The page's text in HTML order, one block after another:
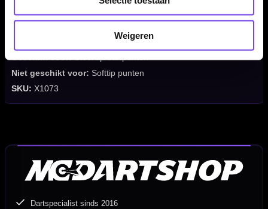
Weigeren
Beschermen en licht opruwen van dartpunten
Niet geschikt voor: Softtip punten
SKU: X1073
Dartspecialist sinds 2016